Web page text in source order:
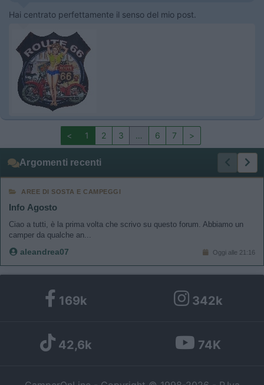
Hai centrato perfettamente il senso del mio post.
< 1 2 3 … 6 7 >
Argomenti recenti
AREE DI SOSTA E CAMPEGGI
Info Agosto
Ciao a tutti, è la prima volta che scrivo su questo forum. Abbiamo un
camper da qualche an...
aleandrea07 Oggi alle 21:16
169k 342k
42,6k 74K